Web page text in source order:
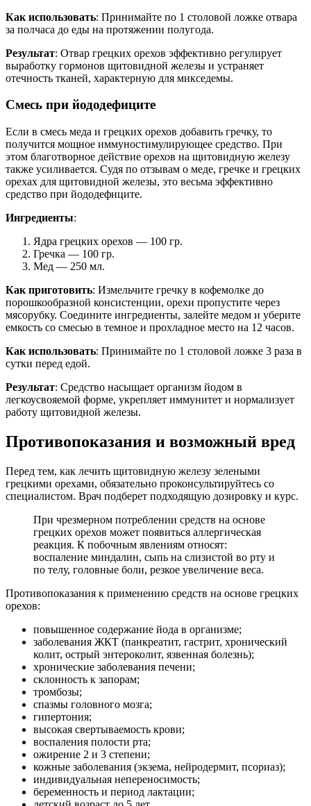
Как использовать: Принимайте по 1 столовой ложке отвара
за полчаса до еды на протяжении полугода.
Результат: Отвар грецких орехов эффективно регулирует
выработку гормонов щитовидной железы и устраняет
отечность тканей, характерную для микседемы.
Смесь при йододефиците
Если в смесь меда и грецких орехов добавить гречку, то
получится мощное иммуностимулирующее средство. При
этом благотворное действие орехов на щитовидную железу
также усиливается. Судя по отзывам о меде, гречке и грецких
орехах для щитовидной железы, это весьма эффективно
средство при йододефиците.
Ингредиенты:
Ядра грецких орехов — 100 гр.
Гречка — 100 гр.
Мед — 250 мл.
Как приготовить: Измельчите гречку в кофемолке до
порошкообразной консистенции, орехи пропустите через
мясорубку. Соедините ингредиенты, залейте медом и уберите
емкость со смесью в темное и прохладное место на 12 часов.
Как использовать: Принимайте по 1 столовой ложке 3 раза в
сутки перед едой.
Результат: Средство насыщает организм йодом в
легкоусвояемой форме, укрепляет иммунитет и нормализует
работу щитовидной железы.
Противопоказания и возможный вред
Перед тем, как лечить щитовидную железу зелеными
грецкими орехами, обязательно проконсультируйтесь со
специалистом. Врач подберет подходящую дозировку и курс.
При чрезмерном потреблении средств на основе
грецких орехов может появиться аллергическая
реакция. К побочным явлениям относят:
воспаление миндалин, сыпь на слизистой во рту и
по телу, головные боли, резкое увеличение веса.
Противопоказания к применению средств на основе грецких
орехов:
повышенное содержание йода в организме;
заболевания ЖКТ (панкреатит, гастрит, хронический
колит, острый энтероколит, язвенная болезнь);
хронические заболевания печени;
склонность к запорам;
тромбозы;
спазмы головного мозга;
гипертония;
высокая свертываемость крови;
воспаления полости рта;
ожирение 2 и 3 степени;
кожные заболевания (экзема, нейродермит, псориаз);
индивидуальная непереносимость;
беременность и период лактации;